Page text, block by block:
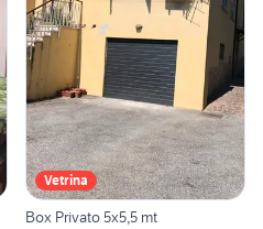
Vetrina
Box Privato 5x5,5 mt